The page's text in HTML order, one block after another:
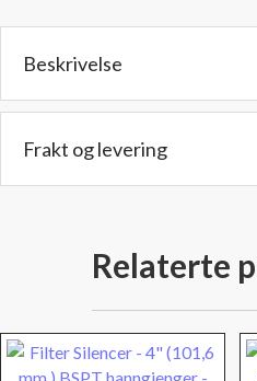
4,6
Lengde:
antall
Beskrivelse
Frakt og levering
Relaterte